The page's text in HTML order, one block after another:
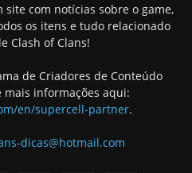
site com notícias sobre o game,
os itens e tudo relacionado
Clash of Clans!
de Criadores de Conteúdo
informações aqui:
en/supercell-partner.
dicas@hotmail.com